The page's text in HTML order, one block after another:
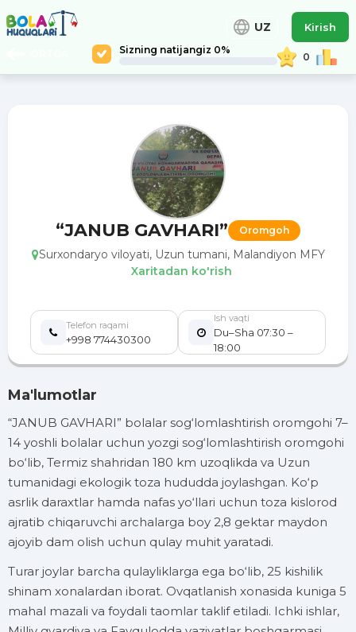
Sizning natijangiz 0%
0
UZ Kirish
“JANUB GAVHARI” Oromgoh
Surxondaryo viloyati, Uzun tumani, Malandiyon MFY
Xaritadan ko'rish
Telefon raqami
+998 774430300
Ish vaqti
Du–Sha 07:30 –
18:00
Ma'lumotlar
“JANUB GAVHARI” bolalar sog‘lomlashtirish oromgohi 7–
14 yoshli bolalar uchun yozgi sog‘lomlashtirish oromgohi
bo‘lib, Termiz shahridan 180 km uzoqlikda va Uzun
tumanidagi ekologik toza hududda joylashgan. Ko‘p
asrlik daraxtlar hamda nafas yo‘llari uchun toza kislorod
ajratib chiqaruvchi archalarga boy 2,8 gektar maydon
ajoyib dam olish uchun qulay muhit yaratadi.
Turar joylar barcha qulayliklarga ega bo‘lib, 25 kishilik
shinam xonalardan iborat. Ovqatlanish xonasida kuniga 5
mahal mazali va foydali taomlar taklif etiladi. Ichki ishlar,